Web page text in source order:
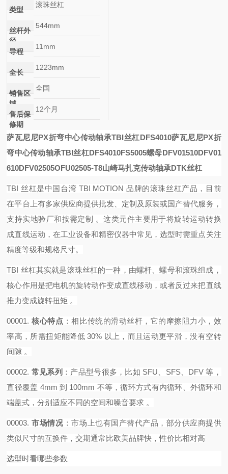
类型
滚珠丝杠
丝杆外
径
544mm
导程
11mm
全长
1223mm
销售区
域
全国
售后保
修期
12个月
萨瓦尼尼PX折弯中心传动轴承TBI丝杠DFS4010萨瓦尼尼PX折
弯中心传动轴承TBI丝杠DFS4010FS5005螺母DFV01510DFV01
610DFV02505OFU02505-T8山崎马扎克传动轴承DTK丝杠
TBI 丝杠是中国台湾 TBI MOTION 品牌的滚珠丝杠产品，目前
在平台上有多家供应商提供批发、定制及原装或国产替代服务，
支持实地验厂和按需定制 。这类元件主要用于将旋转运动转换
成直线运动，在工业设备和精密仪器中常见，选型时需重点关注
精度等级和规格尺寸。
TBI 丝杠其实就是滚珠丝杠的一种，由螺杆、螺母和滚珠组成，
核心作用是把电机的旋转动作变成直线移动，或者反过来把直线
推力变成旋转扭矩 。‌‌‌
00001. 核心特点 ‌：相比传统的滑动丝杆，它的摩擦阻力小，效
率高，所需扭矩能降低 30% 以上，而且运动更平滑，没有空转
间隙 。
00002. 常见系列 ‌：产品型号很多，比如 SFU、SFS、DFV 等，
直径覆盖 4mm 到 100mm 不等，循环方式有内循环、外循环和
端盖式，分别适应不同的空间和噪音要求 。
00003. 市场情况 ‌：市场上也有国产替代产品，部分供应商提供
类似尺寸的互换件，交期通常比欧美品牌快，性价比相对高
选型时看哪些参数